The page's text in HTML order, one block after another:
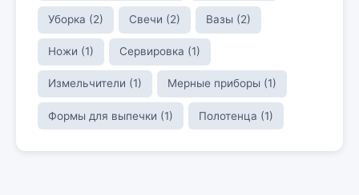
Уборка (2) Свечи (2) Вазы (2)
Ножи (1) Сервировка (1)
Измельчители (1) Мерные приборы (1)
Формы для выпечки (1) Полотенца (1)